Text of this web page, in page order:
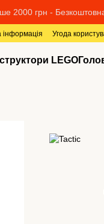
2000 грн -
інформація Угода
LEGO